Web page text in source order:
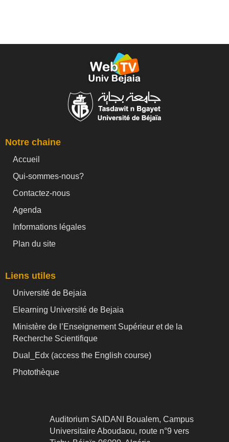
Notre chaine
Accueil
Qui-sommes-nous?
Contactez-nous
Agenda
Informations légales
Plan du site
Liens utiles
Université de Bejaia
Elearning Université de Bejaia
Ministère de l’Enseignement Supérieur et de la
Recherche Scientifique
Dual_Edx (access the English course)
Photothèque
Auditorium SAIDANI Boualem, Campus
Universitaire Aboudaou, route n°9 vers